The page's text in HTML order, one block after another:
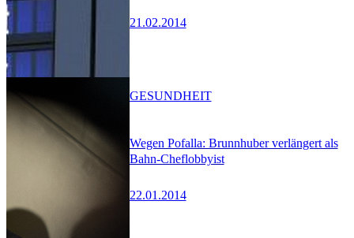
21.02.2014
Wegen Pofalla: Brunnhuber verlängert als
Bahn-Cheflobbyist
22.01.2014
GESUNDHEIT